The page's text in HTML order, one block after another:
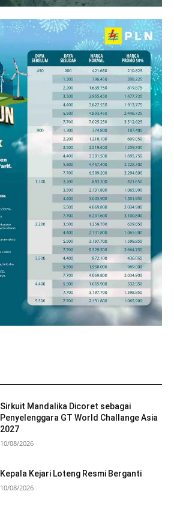
Sirkuit Mandalika Dicoret sebagai
Penyelenggara GT World Challange Asia
2027
10/08/2026
Kepala Kejari Loteng Resmi Berganti
10/08/2026